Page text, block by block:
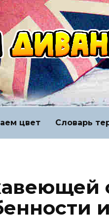
цвет Словарь
и